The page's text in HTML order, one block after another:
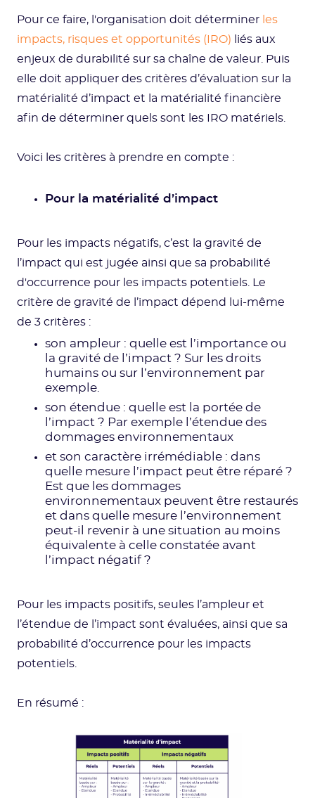
Pour ce faire, l'organisation doit déterminer les
impacts, risques et opportunités (IRO) liés aux
enjeux de durabilité sur sa chaîne de valeur. Puis
elle doit appliquer des critères d’évaluation sur la
matérialité d’impact et la matérialité financière
afin de déterminer quels sont les IRO matériels.
Voici les critères à prendre en compte :
Pour la matérialité d’impact
Pour les impacts négatifs, c’est la gravité de
l’impact qui est jugée ainsi que sa probabilité
d'occurrence pour les impacts potentiels. Le
critère de gravité de l’impact dépend lui-même
de 3 critères :
son ampleur : quelle est l’importance ou
la gravité de l’impact ? Sur les droits
humains ou sur l’environnement par
exemple.
son étendue : quelle est la portée de
l’impact ? Par exemple l’étendue des
dommages environnementaux
et son caractère irrémédiable : dans
quelle mesure l’impact peut être réparé ?
Est que les dommages
environnementaux peuvent être restaurés
et dans quelle mesure l’environnement
peut-il revenir à une situation au moins
équivalente à celle constatée avant
l’impact négatif ?
Pour les impacts positifs, seules l’ampleur et
l’étendue de l’impact sont évaluées, ainsi que sa
probabilité d’occurrence pour les impacts
potentiels.
En résumé :